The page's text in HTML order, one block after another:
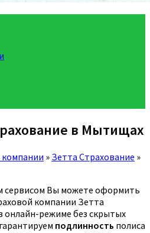
в Мытищах
» Зетта Страхование »
сервисом Вы можете оформить
компании Зетта
онлайн-режиме без скрытых
подлинность полиса